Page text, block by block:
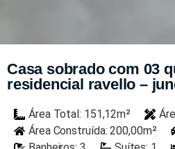
Casa sobrado com 03
residencial ravello –
Área Total: 151,12m²
Área Construída: 200,00m²